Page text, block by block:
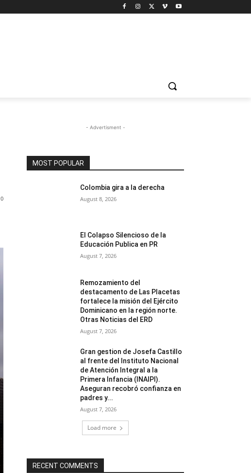
0
- Advertisment -
MOST POPULAR
Colombia gira a la derecha
August 8, 2026
El Colapso Silencioso de la
Educación Publica en PR
August 7, 2026
Remozamiento del
destacamento de Las Placetas
fortalece la misión del Ejército
Dominicano en la región norte.
Otras Noticias del ERD
August 7, 2026
Gran gestion de Josefa Castillo
al frente del Instituto Nacional
de Atención Integral a la
Primera Infancia (INAIPI).
Aseguran recobró confianza en
padres y...
August 7, 2026
Load more
RECENT COMMENTS